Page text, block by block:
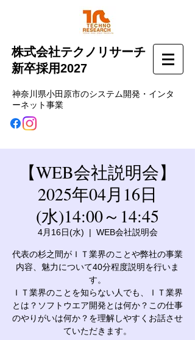
株式会社テクノリサーチ
新卒採用2027
神奈川県小田原市のシステム開発・インタ
ーネット事業
【WEB会社説明会】
2025年04月16日
(水)14:00～14:45
4月16日(水)
  |
WEB会社説明会
代表の杉之間がＩＴ業界のことや弊社の事業
内容、魅力について40分程度説明を行いま
す。
ＩＴ業界のことを知らない人でも、ＩＴ業界
とは？ソフトウエア開発とは何か？この仕事
のやりがいは何か？を理解しやすくお話させ
ていただきます。